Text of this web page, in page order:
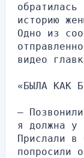
историю
Одно из
видео
«БЫЛА КАК
—
я должна у
Прислали в
попросили